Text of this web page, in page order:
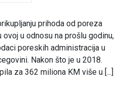
prihoda od poreza
ovoj u odnosu na prošlu godinu,
poreskih administracija u
Nakon što je u 2018.
za 362 miliona KM više u [...]